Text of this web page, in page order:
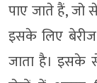
पाए जाते हैं, जो
इसके लिए
जाता है। इसके